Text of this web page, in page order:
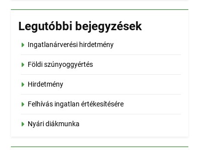
Legutóbbi bejegyzések
Ingatlanárverési hirdetmény
Földi szúnyoggyértés
Hirdetmény
Felhívás ingatlan értékesítésére
Nyári diákmunka